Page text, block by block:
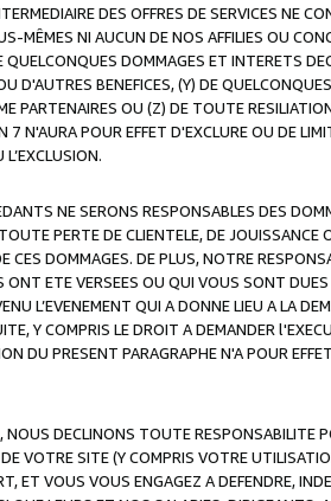
DES OFFRES DE SERVICES NE
MÊMES NI AUCUN DE NOS AFFILIES OU
DOMMAGES ET INTERETS
D'AUTRES BENEFICES, (Y) DE
PARTENAIRES OU (Z) DE TOUTE
N'AURA POUR EFFET D'EXCLURE OU DE
NE SERONS RESPONSABLES DES
PERTE DE CLIENTELE, DE JOUISSANCE
DOMMAGES. DE PLUS, NOTRE
ETE VERSEES OU QUI VOUS SONT
L’EVENEMENT QUI A DONNE LIEU A LA
Y COMPRIS LE DROIT A DEMANDER
DU PRESENT PARAGRAPHE N'A POUR
NOUS DECLINONS TOUTE
VOTRE SITE (Y COMPRIS VOTRE
ET VOUS VOUS ENGAGEZ A DEFENDRE,